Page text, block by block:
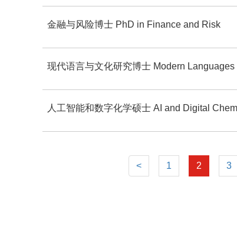
金融与风险博士 PhD in Finance and Risk
< 1 2 3